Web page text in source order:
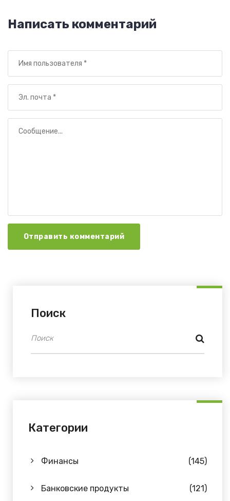
Написать комментарий
Отправить комментарий
Поиск
Категории
Финансы (145)
Банковские продукты (121)